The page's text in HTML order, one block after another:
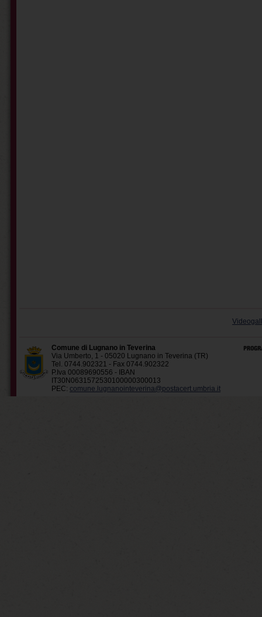
Comune di Lugnano in Teverina
Via Umberto, 1 - 05020 Lugnano in Teverina (TR)
Tel. 0744.902321 - Fax 0744.902322
P.Iva 00089690556 - IBAN
IT30N0631572530100000300013
PEC: comune.lugnanointeverina@postacert.umbria.it